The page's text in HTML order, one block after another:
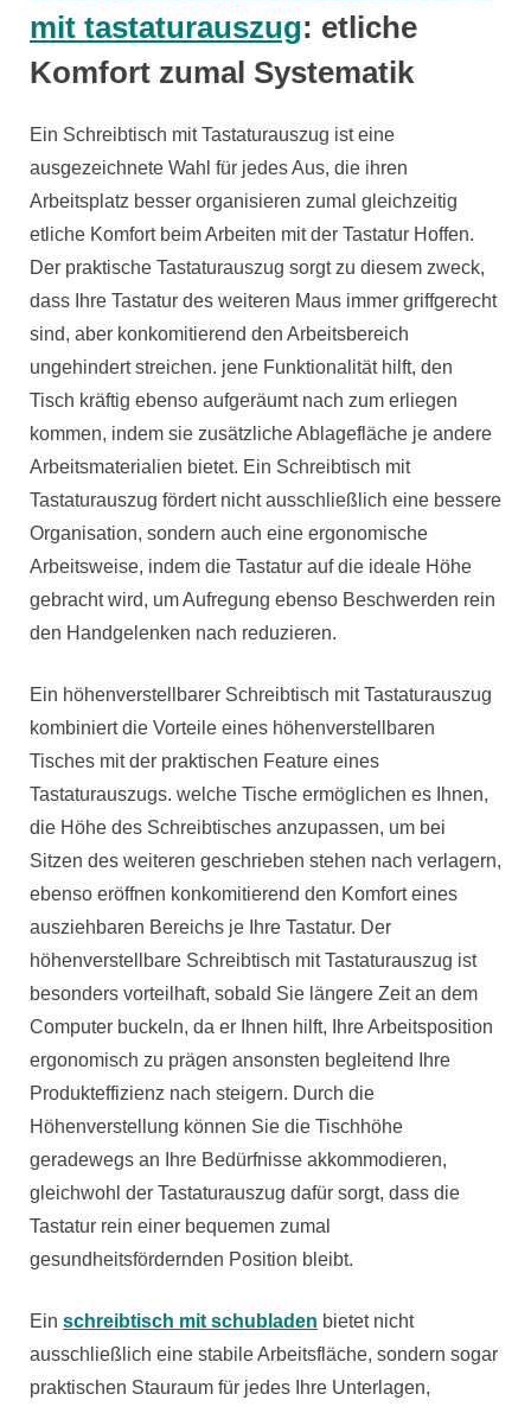
mit tastaturauszug: etliche
Komfort zumal Systematik
Ein Schreibtisch mit Tastaturauszug ist eine
ausgezeichnete Wahl für jedes Aus, die ihren
Arbeitsplatz besser organisieren zumal gleichzeitig
etliche Komfort beim Arbeiten mit der Tastatur Hoffen.
Der praktische Tastaturauszug sorgt zu diesem zweck,
dass Ihre Tastatur des weiteren Maus immer griffgerecht
sind, aber konkomitierend den Arbeitsbereich
ungehindert streichen. jene Funktionalität hilft, den
Tisch kräftig ebenso aufgeräumt nach zum erliegen
kommen, indem sie zusätzliche Ablagefläche je andere
Arbeitsmaterialien bietet. Ein Schreibtisch mit
Tastaturauszug fördert nicht ausschließlich eine bessere
Organisation, sondern auch eine ergonomische
Arbeitsweise, indem die Tastatur auf die ideale Höhe
gebracht wird, um Aufregung ebenso Beschwerden rein
den Handgelenken nach reduzieren.
Ein höhenverstellbarer Schreibtisch mit Tastaturauszug
kombiniert die Vorteile eines höhenverstellbaren
Tisches mit der praktischen Feature eines
Tastaturauszugs. welche Tische ermöglichen es Ihnen,
die Höhe des Schreibtisches anzupassen, um bei
Sitzen des weiteren geschrieben stehen nach verlagern,
ebenso eröffnen konkomitierend den Komfort eines
ausziehbaren Bereichs je Ihre Tastatur. Der
höhenverstellbare Schreibtisch mit Tastaturauszug ist
besonders vorteilhaft, sobald Sie längere Zeit an dem
Computer buckeln, da er Ihnen hilft, Ihre Arbeitsposition
ergonomisch zu prägen ansonsten begleitend Ihre
Produkteffizienz nach steigern. Durch die
Höhenverstellung können Sie die Tischhöhe
geradewegs an Ihre Bedürfnisse akkommodieren,
gleichwohl der Tastaturauszug dafür sorgt, dass die
Tastatur rein einer bequemen zumal
gesundheitsfördernden Position bleibt.
Ein schreibtisch mit schubladen bietet nicht
ausschließlich eine stabile Arbeitsfläche, sondern sogar
praktischen Stauraum für jedes Ihre Unterlagen,